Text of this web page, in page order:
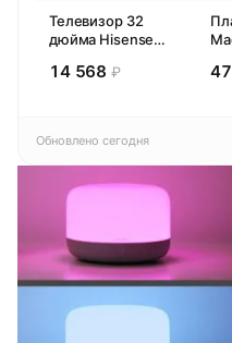
Телевизор 32
дюйма Hisense
Смарт ТВ HD
14 568 ₽
Обновлено сегодня